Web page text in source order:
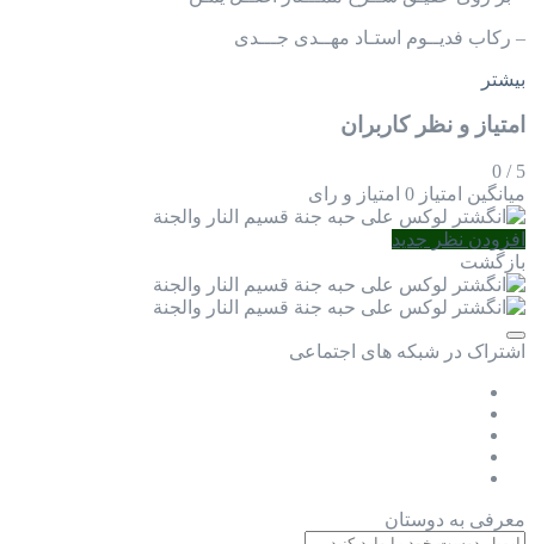
– رکاب فدیــوم استـاد مهــدی جـــدی
بیشتر
امتیاز و نظر کاربران
5
/
0
میانگین امتیاز 0 امتیاز و رای
افزودن نظر جدید
بازگشت
اشتراک در شبکه های اجتماعی
معرفی به دوستان